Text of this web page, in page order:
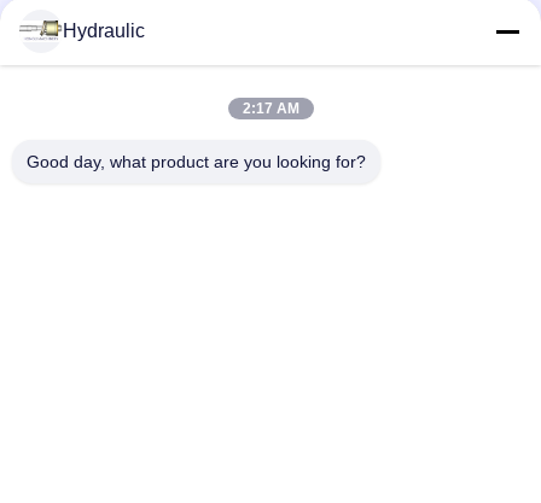
Hydraulic
2:17 AM
Good day, what product are you looking for?